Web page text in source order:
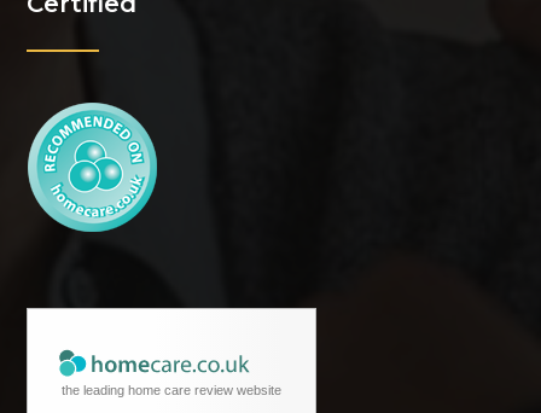
the leading home care review website